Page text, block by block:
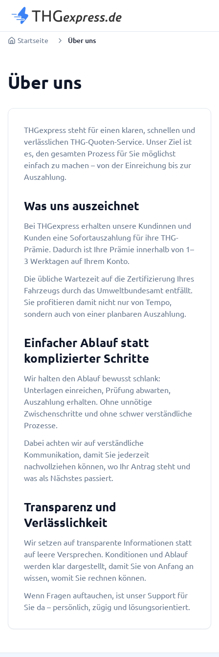
Startseite Über uns
Über uns
THGexpress steht für einen klaren, schnellen und
verlässlichen THG-Quoten-Service. Unser Ziel ist
es, den gesamten Prozess für Sie möglichst
einfach zu machen – von der Einreichung bis zur
Auszahlung.
Was uns auszeichnet
Bei THGexpress erhalten unsere Kundinnen und
Kunden eine Sofortauszahlung für ihre THG-
Prämie. Dadurch ist Ihre Prämie innerhalb von 1–
3 Werktagen auf Ihrem Konto.
Die übliche Wartezeit auf die Zertifizierung Ihres
Fahrzeugs durch das Umweltbundesamt entfällt.
Sie profitieren damit nicht nur von Tempo,
sondern auch von einer planbaren Auszahlung.
Einfacher Ablauf statt
komplizierter Schritte
Wir halten den Ablauf bewusst schlank:
Unterlagen einreichen, Prüfung abwarten,
Auszahlung erhalten. Ohne unnötige
Zwischenschritte und ohne schwer verständliche
Prozesse.
Dabei achten wir auf verständliche
Kommunikation, damit Sie jederzeit
nachvollziehen können, wo Ihr Antrag steht und
was als Nächstes passiert.
Transparenz und
Verlässlichkeit
Wir setzen auf transparente Informationen statt
auf leere Versprechen. Konditionen und Ablauf
werden klar dargestellt, damit Sie von Anfang an
wissen, womit Sie rechnen können.
Wenn Fragen auftauchen, ist unser Support für
Sie da – persönlich, zügig und lösungsorientiert.